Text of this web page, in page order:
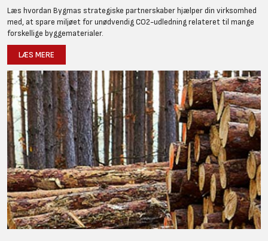
Læs hvordan Bygmas strategiske partnerskaber hjælper din virksomhed
med, at spare miljøet for unødvendig CO2-udledning relateret til mange
forskellige byggematerialer.
LÆS MERE